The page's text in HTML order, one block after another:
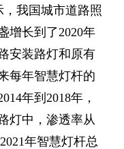
我国城市道路照
增长到了2020年
安装路灯和原有
每年智慧灯杆的
年到2018年，
灯中，渗透率从
年智慧灯杆总